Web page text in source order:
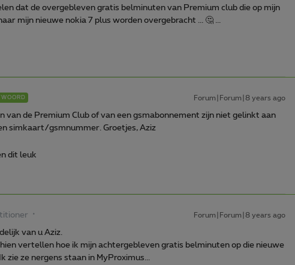
dat de overgebleven gratis belminuten van Premium club die op mijn
mijn nieuwe nokia 7 plus worden overgebracht ... 🤔 ...
Forum|Forum|8 years ago
van de Premium Club of van een gsmabonnement zijn niet gelinkt aan
simkaart/gsmnummer. Groetjes, Aziz
dit leuk
Forum|Forum|8 years ago
van u Aziz.
vertellen hoe ik mijn achtergebleven gratis belminuten op die nieuwe
zie ze nergens staan in MyProximus...